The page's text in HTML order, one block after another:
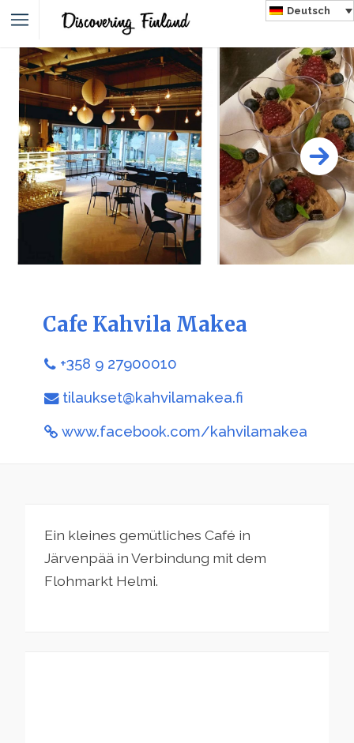
Deutsch
Cafe Kahvila Makea
+358 9 27900010
tilaukset@kahvilamakea.fi
www.facebook.com/kahvilamakea
Ein kleines gemütliches Café in
Järvenpää in Verbindung mit dem
Flohmarkt Helmi.